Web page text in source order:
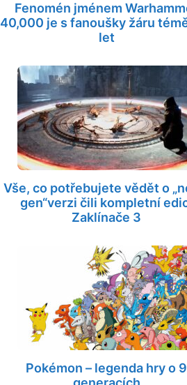
Fenomén jménem
40,000 je s fanoušky žáru
let
Vše, co potřebujete vědět o
gen“verzi čili kompletní
Zaklínače 3
Pokémon – legenda hry o 9